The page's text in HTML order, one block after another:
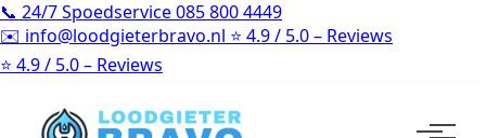
📞 24/7 Spoedservice085 800 4449
✉️ info@loodgieterbravo.nl ⭐ 4.9 / 5.0 – Reviews
⭐ 4.9 / 5.0 – Reviews